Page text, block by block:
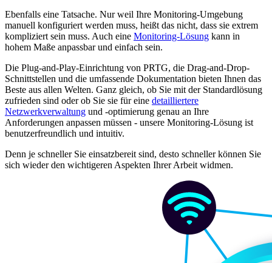
Ebenfalls eine Tatsache. Nur weil Ihre Monitoring-Umgebung
manuell konfiguriert werden muss, heißt das nicht, dass sie extrem
kompliziert sein muss. Auch eine Monitoring-Lösung kann in
hohem Maße anpassbar und einfach sein.
Die Plug-and-Play-Einrichtung von PRTG, die Drag-and-Drop-
Schnittstellen und die umfassende Dokumentation bieten Ihnen das
Beste aus allen Welten. Ganz gleich, ob Sie mit der Standardlösung
zufrieden sind oder ob Sie sie für eine detailliertere
Netzwerkverwaltung und -optimierung genau an Ihre
Anforderungen anpassen müssen - unsere Monitoring-Lösung ist
benutzerfreundlich und intuitiv.
Denn je schneller Sie einsatzbereit sind, desto schneller können Sie
sich wieder den wichtigeren Aspekten Ihrer Arbeit widmen.